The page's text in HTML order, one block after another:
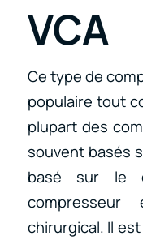
VCA
Ce type de
populaire tout
plupart des
souvent basés
basé sur le
chirurgical. Il